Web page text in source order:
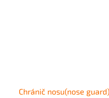
Chránič nosu(nose